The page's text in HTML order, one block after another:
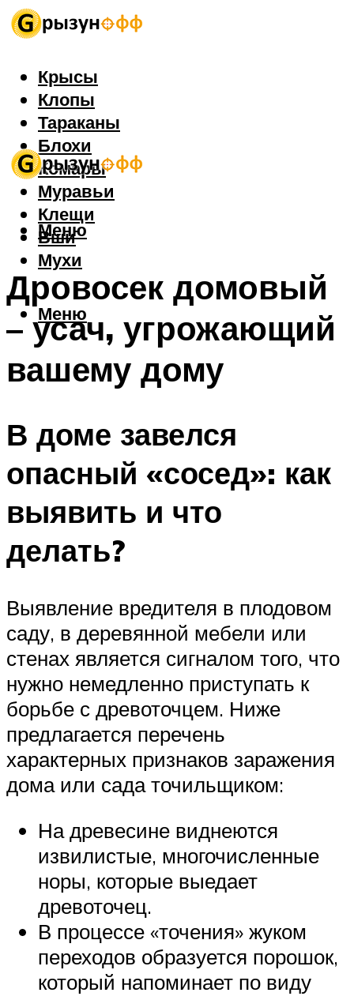
Крысы
Клопы
Тараканы
Блохи
Комары
Муравьи
Клещи
Вши
Мухи
Меню
Меню
Дровосек домовый
– усач, угрожающий
вашему дому
В доме завелся
опасный «сосед»: как
выявить и что
делать?
Выявление вредителя в плодовом
саду, в деревянной мебели или
стенах является сигналом того, что
нужно немедленно приступать к
борьбе с древоточцем. Ниже
предлагается перечень
характерных признаков заражения
дома или сада точильщиком:
На древесине виднеются
извилистые, многочисленные
норы, которые выедает
древоточец.
В процессе «точения» жуком
переходов образуется порошок,
который напоминает по виду